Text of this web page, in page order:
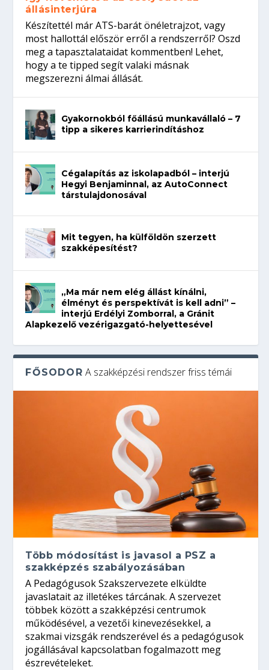
állásinterjúra
Készítettél már ATS-barát önéletrajzot, vagy
most hallottál először erről a rendszerről? Oszd
meg a tapasztalataidat kommentben! Lehet,
hogy a te tipped segít valaki másnak
megszerezni álmai állását.
Gyakornokból főállású munkavállaló – 7
tipp a sikeres karrierindításhoz
Cégalapítás az iskolapadból – interjú
Hegyi Benjaminnal, az AutoConnect
társtulajdonosával
Mit tegyen, ha külföldön szerzett
szakképesítést?
„Ma már nem elég állást kínálni,
élményt és perspektívát is kell adni” –
interjú Erdélyi Zomborral, a Gránit
Alapkezelő vezérigazgató-helyettesével
FŐSODOR A szakképzési rendszer friss témái
Több módosítást is javasol a PSZ a
szakképzés szabályozásában
A Pedagógusok Szakszervezete elküldte
javaslatait az illetékes tárcának. A szervezet
többek között a szakképzési centrumok
működésével, a vezetői kinevezésekkel, a
szakmai vizsgák rendszerével és a pedagógusok
jogállásával kapcsolatban fogalmazott meg
észrevételeket.